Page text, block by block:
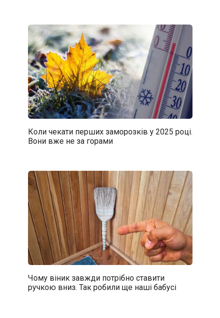
Коли чекати перших заморозків у 2025 році.
Вони вже не за горами
Чому віник завжди потрібно ставити
ручкою вниз. Так робили ще наші бабусі